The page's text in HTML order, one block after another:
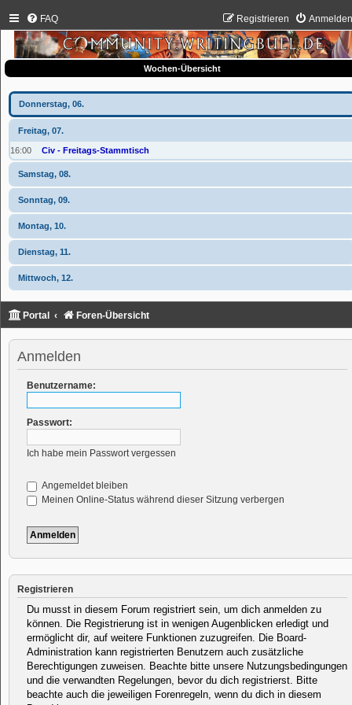
FAQ Registrieren
Wochen-Übersicht
Donnerstag, 06.
Freitag, 07.
16:00 Civ - Freitags-Stammtisch
Samstag, 08.
Sonntag, 09.
Montag, 10.
Dienstag, 11.
Mittwoch, 12.
Portal Foren-Übersicht
Anmelden
Benutzername:
Passwort:
Ich habe mein Passwort vergessen
Angemeldet bleiben
Meinen Online-Status während dieser Sitzung verbergen
Registrieren
Du musst in diesem Forum registriert sein, um dich anmelden zu
können. Die Registrierung ist in wenigen Augenblicken erledigt und
ermöglicht dir, auf weitere Funktionen zuzugreifen. Die Board-
Administration kann registrierten Benutzern auch zusätzliche
Berechtigungen zuweisen. Beachte bitte unsere Nutzungsbedingungen
und die verwandten Regelungen, bevor du dich registrierst. Bitte
beachte auch die jeweiligen Forenregeln, wenn du dich in diesem